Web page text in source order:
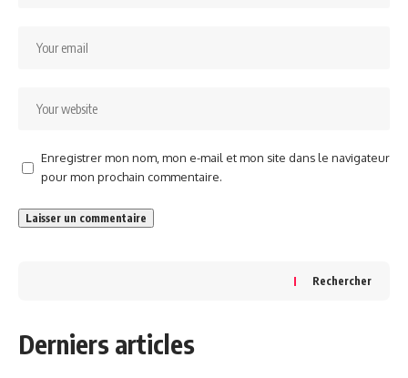
Enregistrer mon nom, mon e-mail et mon site dans le navigateur
pour mon prochain commentaire.
Rechercher
Derniers articles